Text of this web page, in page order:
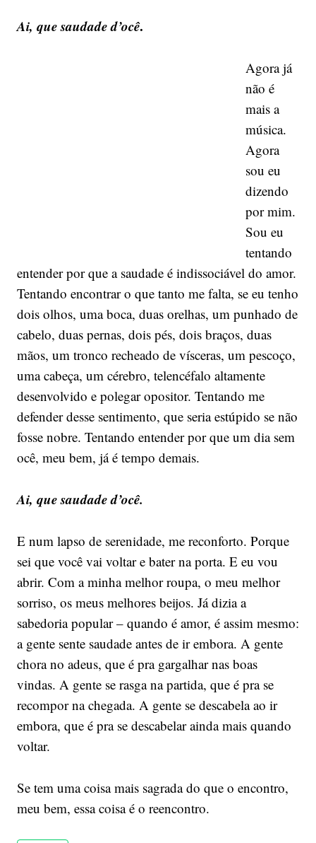
Ai, que saudade d’ocê.
Agora já
não é
mais a
música.
Agora
sou eu
dizendo
por mim.
Sou eu
tentando
entender por que a saudade é indissociável do amor.
Tentando encontrar o que tanto me falta, se eu tenho
dois olhos, uma boca, duas orelhas, um punhado de
cabelo, duas pernas, dois pés, dois braços, duas
mãos, um tronco recheado de vísceras, um pescoço,
uma cabeça, um cérebro, telencéfalo altamente
desenvolvido e polegar opositor. Tentando me
defender desse sentimento, que seria estúpido se não
fosse nobre. Tentando entender por que um dia sem
ocê, meu bem, já é tempo demais.
Ai, que saudade d’ocê.
E num lapso de serenidade, me reconforto. Porque
sei que você vai voltar e bater na porta. E eu vou
abrir. Com a minha melhor roupa, o meu melhor
sorriso, os meus melhores beijos. Já dizia a
sabedoria popular – quando é amor, é assim mesmo:
a gente sente saudade antes de ir embora. A gente
chora no adeus, que é pra gargalhar nas boas
vindas. A gente se rasga na partida, que é pra se
recompor na chegada. A gente se descabela ao ir
embora, que é pra se descabelar ainda mais quando
voltar.
Se tem uma coisa mais sagrada do que o encontro,
meu bem, essa coisa é o reencontro.